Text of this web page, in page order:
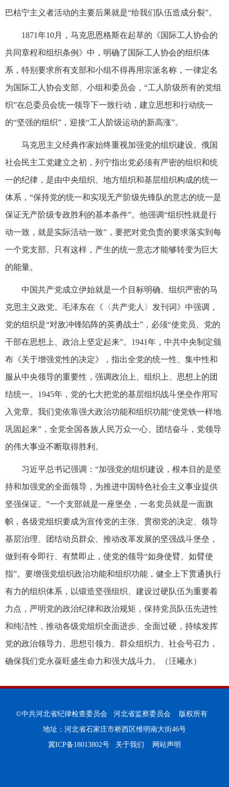
巴枯宁主义者活动的主要后果就是“给我们队伍造成分裂”。
1871年10月，马克思恩格斯在起草的《国际工人协会的
共同章程和组织条例》中，明确了国际工人协会的组织体
系，特别要求所有支部和小组不得再用宗派名称，一律定名
为国际工人协会支部、小组和委员会，“工人阶级所有的党组
织”在总委员会统一领导下一致行动，建立思想和行动统一
的“坚强的组织”，迎接“工人阶级运动的新高涨”。
马克思主义经典作家始终重视加强党的组织建设。俄国
社会民主工党建立之初，列宁指出党必须有严密的组织和统
一的纪律，是由中央组织、地方组织和基层组织构成的统一
体系，“保持党的统一和实现无产阶级先锋队的意志的统一是
保证无产阶级专政胜利的基本条件”。他强调“组织性就是行
动一致，就是实际活动一致”，要把对党负责的要求落实到每
一个党支部。只有这样，产生的统一意志才能够转变为巨大
的能量。
中国共产党成立伊始就是一个目标明确、组织严密的马
克思主义政党。毛泽东在《〈共产党人〉发刊词》中强调，
党的组织是“对敌冲锋陷阵的英勇战士”，必须“使党员、党的
干部在思想上、政治上坚定起来”。1941年，中共中央制定颁
布《关于增强党性的决定》，指出全党的统一性、集中性和
服从中央领导的重要性，强调政治上、组织上、思想上的团
结统一。1945年，党的七大把党的基层组织战斗堡垒作用写
入党章。我们党依靠强大政治功能和组织功能“使党铁一样地
巩固起来”，全党全国各族人民万众一心、团结奋斗，党领导
的伟大事业不断取得胜利。
习近平总书记强调：“加强党的组织建设，根本目的是坚
持和加强党的全面领导，为推进中国特色社会主义事业提供
坚强保证。”一个支部就是一座堡垒，一名党员就是一面旗
帜，各级党组织要成为宣传党的主张、贯彻党的决定、领导
基层治理、团结动员群众、推动改革发展的坚强战斗堡垒，
做到有令即行、有禁即止，使党的领导“如身使臂、如臂使
指”。要增强党组织政治功能和组织功能，健全上下贯通执行
有力的组织体系，以锻造坚强组织、建设过硬队伍为重要着
力点，严明党的政治纪律和政治规矩，保持党员队伍先进性
和纯洁性，推动各级党组织全面进步、全面过硬，持续发挥
党的政治领导力、思想引领力、群众组织力、社会号召力，
确保我们党永葆旺盛生命力和强大战斗力。（汪曦永）
©中共河北省纪律检查委员会 河北省监察委员会 版权所有
地址：河北省石家庄市桥西区维明南大街46号
冀ICP备18013802号
关于我们 网站声明